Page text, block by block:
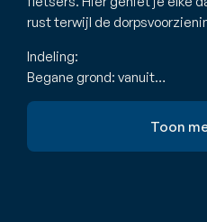
rust terwijl de
Indeling:
Begane grond: vanuit…
Toon